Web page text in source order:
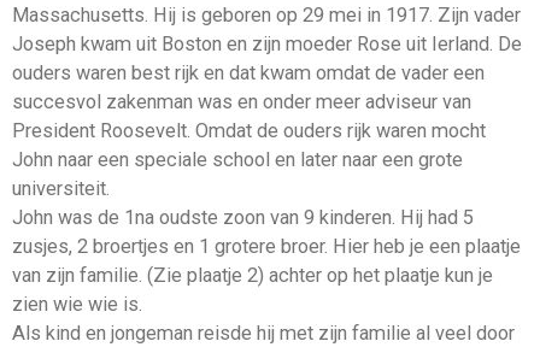
Massachusetts. Hij is geboren op 29 mei in 1917. Zijn vader
Joseph kwam uit Boston en zijn moeder Rose uit Ierland. De
ouders waren best rijk en dat kwam omdat de vader een
succesvol zakenman was en onder meer adviseur van
President Roosevelt. Omdat de ouders rijk waren mocht
John naar een speciale school en later naar een grote
universiteit.
John was de 1na oudste zoon van 9 kinderen. Hij had 5
zusjes, 2 broertjes en 1 grotere broer. Hier heb je een plaatje
van zijn familie. (Zie plaatje 2) achter op het plaatje kun je
zien wie wie is.
Als kind en jongeman reisde hij met zijn familie al veel door